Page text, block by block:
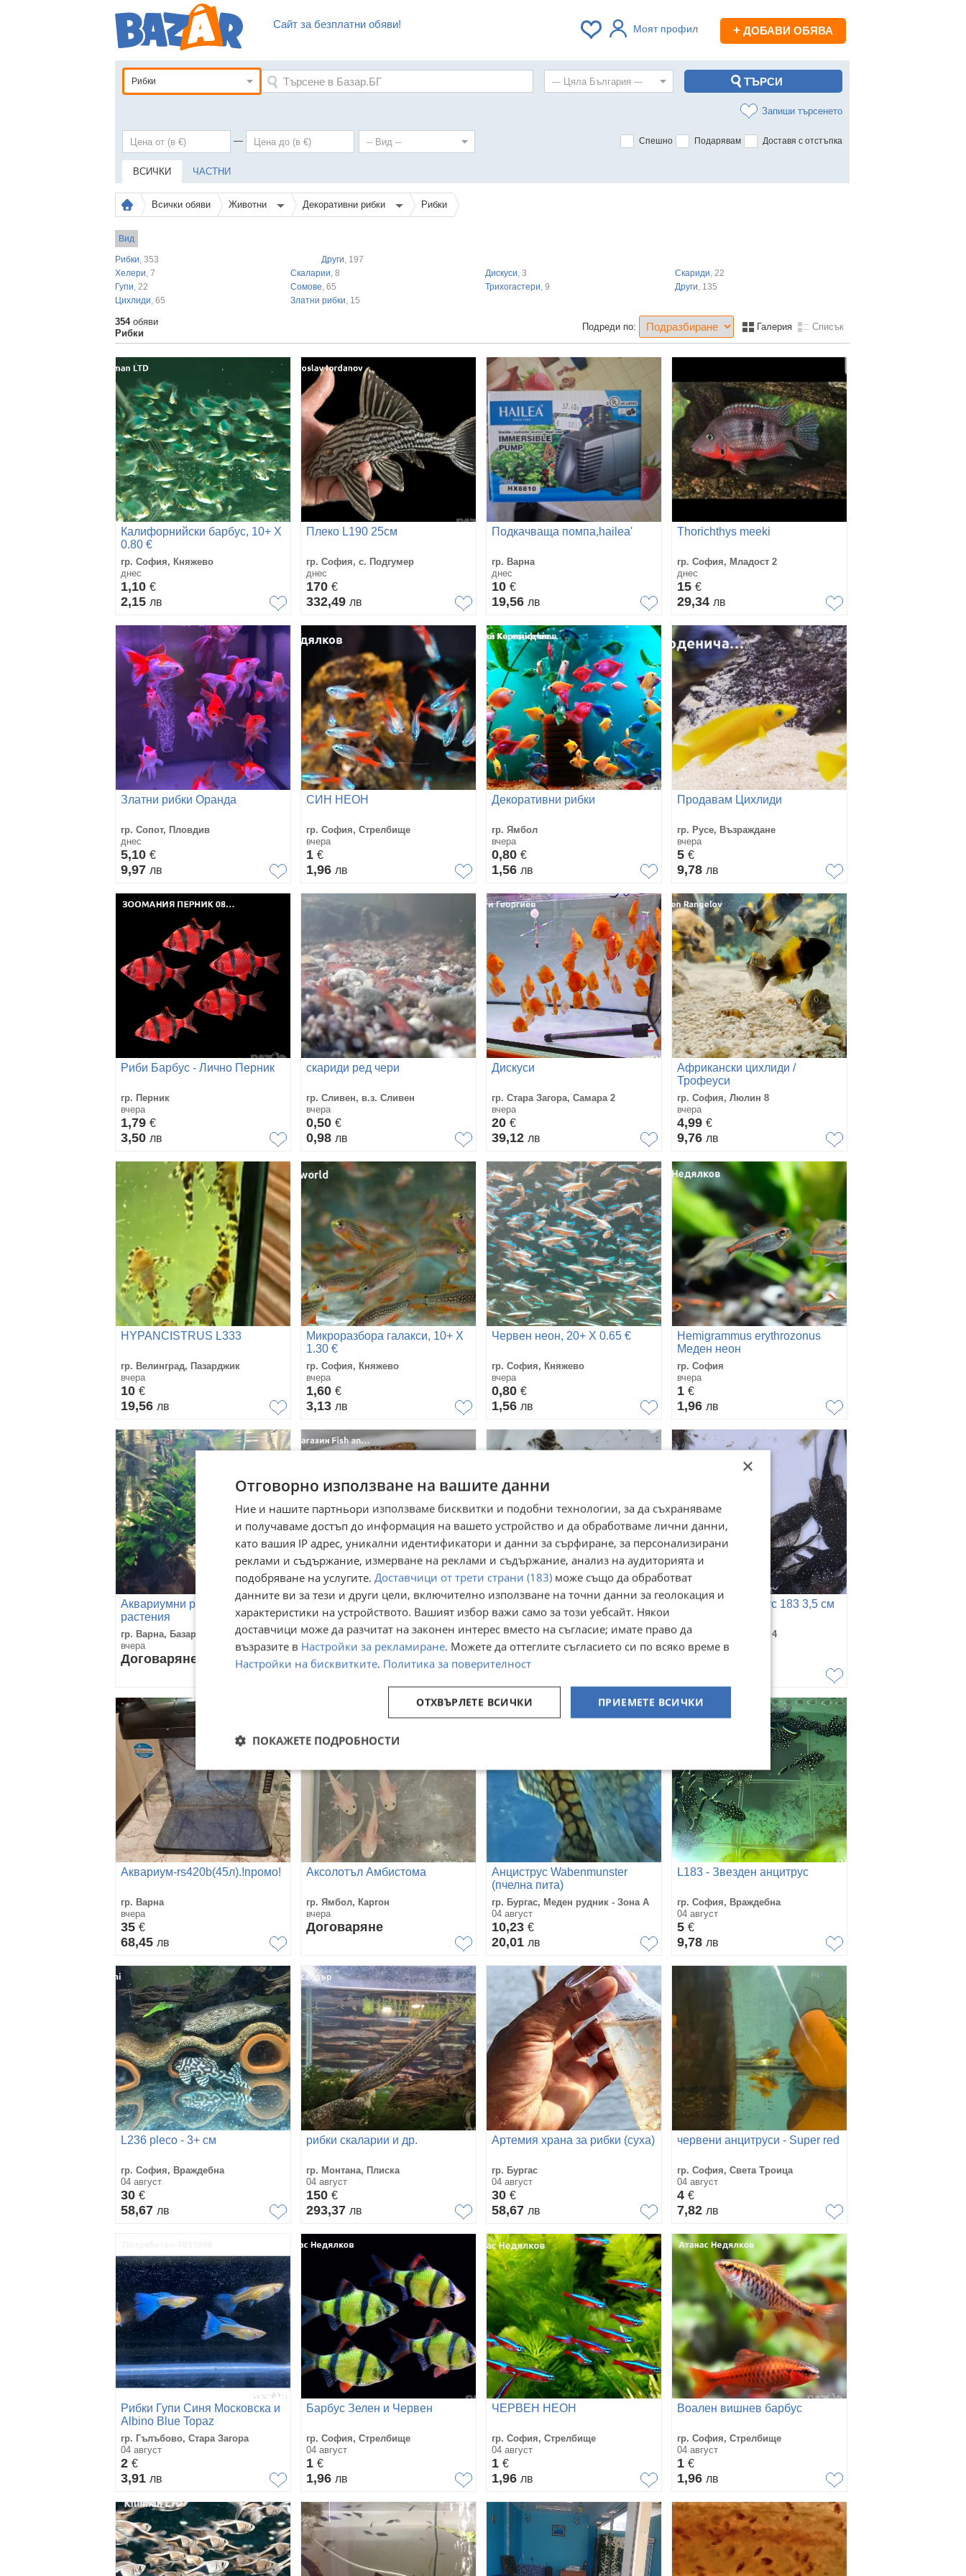
Сайт за безплатни обяви! Моят профил + ДОБАВИ ОБЯВА
Рибки
Запиши търсенето
— Спешно Подарявам Доставя с отстъпка
ВСИЧКИ ЧАСТНИ
Всички обяви Животни Декоративни рибки Рибки
Вид
Рибки, 353 Други, 197
Хелери, 7
Гупи, 22
Цихлиди, 65
Скаларии, 8
Сомове, 65
Златни рибки, 15
Дискуси, 3
Трихогастери, 9
Скариди, 22
Други, 135
354обяви
Рибки
Подреди по: Галерия Списък
Калифорнийски барбус, 10+ Х
0.80 €
гр. София, Княжево
днес
1,10 €
2,15 лв
Плеко L190 25см
гр. София, с. Подгумер
днес
170 €
332,49 лв
Подкачваща помпа,hailea'
гр. Варна
днес
10 €
19,56 лв
Thorichthys meeki
гр. София, Младост 2
днес
15 €
29,34 лв
Златни рибки Оранда
гр. Сопот, Пловдив
днес
5,10 €
9,97 лв
СИН НЕОН
гр. София, Стрелбище
вчера
1 €
1,96 лв
Декоративни рибки
гр. Ямбол
вчера
0,80 €
1,56 лв
Продавам Цихлиди
гр. Русе, Възраждане
вчера
5 €
9,78 лв
Риби Барбус - Лично Перник
гр. Перник
вчера
1,79 €
3,50 лв
скариди ред чери
гр. Сливен, в.з. Сливен
вчера
0,50 €
0,98 лв
Дискуси
гр. Стара Загора, Самара 2
вчера
20 €
39,12 лв
Африкански цихлиди /
Трофеуси
гр. София, Люлин 8
вчера
4,99 €
9,76 лв
HYPANCISTRUS L333
гр. Велинград, Пазарджик
вчера
10 €
19,56 лв
Микроразбора галакси, 10+ Х
1.30 €
гр. София, Княжево
вчера
1,60 €
3,13 лв
Червен неон, 20+ Х 0.65 €
гр. София, Княжево
вчера
0,80 €
1,56 лв
Hemigrammus erythrozonus
Меден неон
гр. София
вчера
1 €
1,96 лв
Аквариумни рибки, скариди и
растения
гр. Варна, Базар Левски
вчера
Договаряне
налични L183 звезден
анциструс 5-7 см
гр. София, Младост 4
вчера
10€
гр. София, Младост 4
вчера
12,50€
звезден анциструс 183 3,5 см
гр. София, Младост 4
вчера
Аквариум-rs420b(45л).!промо!
гр. Варна
вчера
35 €
68,45 лв
Аксолотъл Амбистома
гр. Ямбол, Каргон
вчера
Договаряне
Анциструс Wabenmunster
(пчелна пита)
гр. Бургас, Меден рудник - Зона А
04 август
10,23 €
20,01 лв
L183 - Звезден анцитрус
гр. София, Враждебна
04 август
5 €
9,78 лв
L236 pleco - 3+ см
гр. София, Враждебна
04 август
30 €
58,67 лв
рибки скаларии и др.
гр. Монтана, Плиска
04 август
150 €
293,37 лв
Артемия храна за рибки (суха)
гр. Бургас
04 август
30 €
58,67 лв
червени анцитруси - Super red
гр. София, Света Троица
04 август
4 €
7,82 лв
Рибки Гупи Синя Московска и
Albino Blue Topaz
гр. Гълъбово, Стара Загора
04 август
2 €
3,91 лв
Барбус Зелен и Червен
гр. София, Стрелбище
04 август
1 €
1,96 лв
ЧЕРВЕН НЕОН
гр. София, Стрелбище
04 август
1 €
1,96 лв
Воален вишнев барбус
гр. София, Стрелбище
04 август
1 €
1,96 лв
×
Отговорно използване на вашите данни
Ние и нашите партньори използваме бисквитки и подобни технологии, за да съхраняваме
и получаваме достъп до информация на вашето устройство и да обработваме лични данни,
като вашия IP адрес, уникални идентификатори и данни за сърфиране, за персонализирани
реклами и съдържание, измерване на реклами и съдържание, анализ на аудиторията и
подобряване на услугите. Доставчици от трети страни (183) може също да обработват
данните ви за тези и други цели, включително използване на точни данни за геолокация и
характеристики на устройството. Вашият избор важи само за този уебсайт. Някои
доставчици може да разчитат на законен интерес вместо на съгласие; имате право да
възразите в Настройки за рекламиране. Можете да оттеглите съгласието си по всяко време в
Настройки на бисквитките. Политика за поверителност
ПРИЕМЕТЕ ВСИЧКИ
ОТХВЪРЛЕТЕ ВСИЧКИ
ПОКАЖЕТЕ ПОДРОБНОСТИ